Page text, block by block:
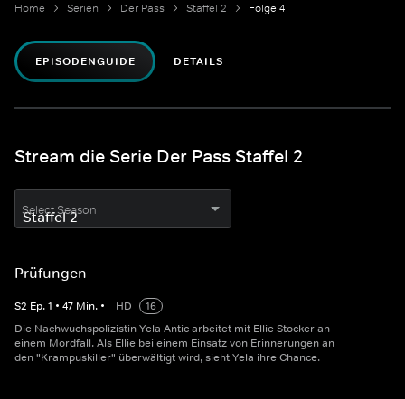
Home Serien Der Pass Staffel 2 Folge 4
EPISODENGUIDE DETAILS
Stream die Serie Der Pass Staffel 2
Select Season
Prüfungen
S2 Ep.1 • 47 Min. • HD
16
Die Nachwuchspolizistin Yela Antic arbeitet mit Ellie Stocker an
einem Mordfall. Als Ellie bei einem Einsatz von Erinnerungen an
den "Krampuskiller" überwältigt wird, sieht Yela ihre Chance.